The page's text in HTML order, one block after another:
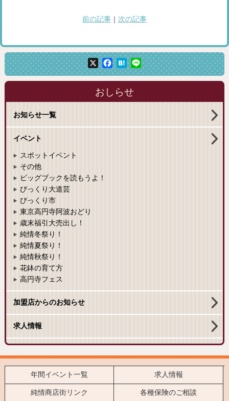
前の記事 ｜ 次の記事
X Facebook
Hatena
Line
おしらせ
お知らせ一覧
イベント
スポットイベント
その他
ビッグブックを読もうよ！
びっくり大道芸
びっくり市
東京高円寺阿波おどり
歳末福引大売出し！
純情冬祭り！
純情夏祭り！
純情秋祭り！
花鉢の育て方
高円寺フェス
加盟店からのお知らせ
求人情報
年間イベント一覧 求人情報
純情商店街リンク 各種保険のご相談